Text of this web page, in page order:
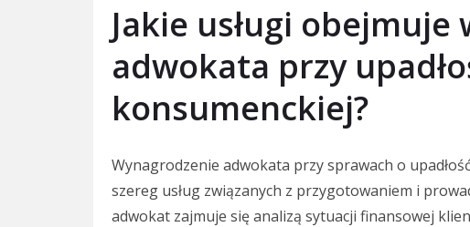
Jakie usługi
adwokata przy
konsumenckiej?
Wynagrodzenie adwokata przy sprawach o
szereg usług związanych z przygotowaniem i
adwokat zajmuje się analizą sytuacji finansowej